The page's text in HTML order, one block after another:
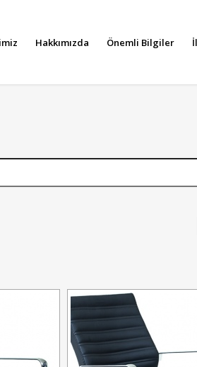
Hakkımızda Önemli Bilgiler